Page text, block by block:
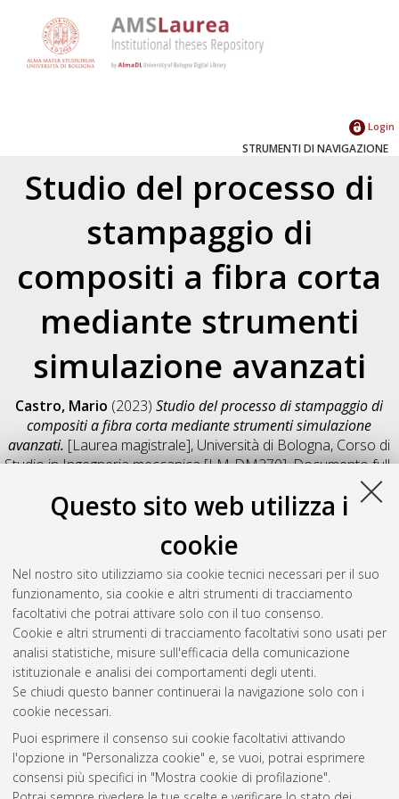
Questo sito web utilizza i
cookie
Nel nostro sito utilizziamo sia cookie tecnici necessari per il suo
funzionamento, sia cookie e altri strumenti di tracciamento
facoltativi che potrai attivare solo con il tuo consenso.
Cookie e altri strumenti di tracciamento facoltativi sono usati per
analisi statistiche, misure sull'efficacia della comunicazione
istituzionale e analisi dei comportamenti degli utenti.
Se chiudi questo banner continuerai la navigazione solo con i
cookie necessari.
Puoi esprimere il consenso sui cookie facoltativi attivando
l'opzione in "Personalizza cookie" e, se vuoi, potrai esprimere
consensi più specifici in "Mostra cookie di profilazione".
Login
STRUMENTI DI NAVIGAZIONE
Studio del processo di
stampaggio di
compositi a fibra corta
mediante strumenti
simulazione avanzati
Castro, Mario (2023)Studio del processo di stampaggio di
compositi a fibra corta mediante strumenti simulazione
avanzati. [Laurea magistrale], Università di Bologna, Corso di
Studio inIngegneria meccanica [LM-DM270], Documento full-
Salva citazione
Condividi
Il full-text non è disponibile per scelta dell'autore. (
Abstract
Altri metadati
Gestione del documento:
Atom
Rss 1.0